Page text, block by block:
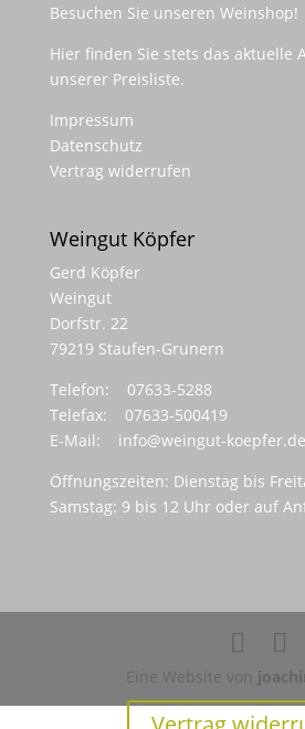
Besuchen Sie unseren Weinshop!
Hier finden Sie stets das aktuelle
unserer Preisliste.
Impressum
Datenschutz
Vertrag widerrufen
Weingut Köpfer
Gerd Köpfer
Weingut
Dorfstr. 22
79219 Staufen-Grunern
Telefon: 07633-5288
Telefax: 07633-500419
E-Mail: info@weingut-koepfer.de
Öffnungszeiten: Dienstag bis
Samstag: 9 bis 12 Uhr oder auf
Eine Website von